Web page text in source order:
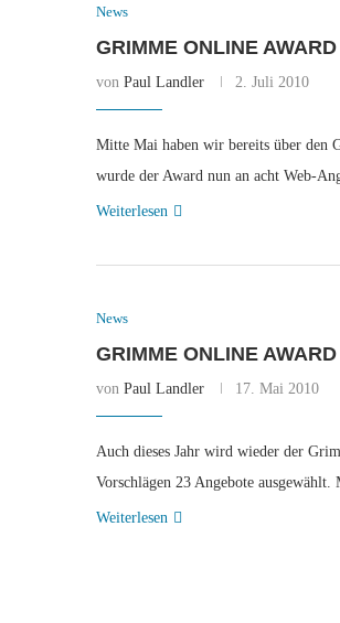
News
GRIMME ONLINE
von Paul Landler 2. Juli 2010
Mitte Mai haben wir bereits über den
wurde der Award nun an acht Web-
Weiterlesen
News
GRIMME ONLINE
von Paul Landler 17. Mai 2010
Auch dieses Jahr wird wieder der
Vorschlägen 23 Angebote
Weiterlesen